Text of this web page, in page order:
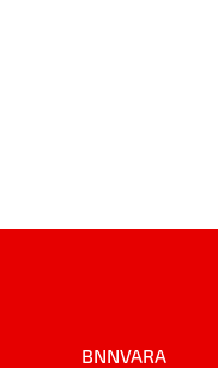
BNNVARA